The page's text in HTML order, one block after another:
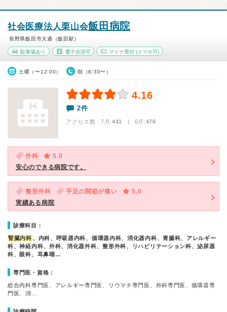
社会医療法人栗山会飯田病院
長野県飯田市大通（飯田駅）
駐車場あり 電子決済可 マイナ受付 (スマホ可)
土曜（〜12:00） 朝（8:30〜）
4.16
2件
アクセス数 7月:441 | 6月:476
外科
5.0
安心のできる病院です。
整形外科 手足の関節が痛い
5.0
実績ある病院
診療科目：
腎臓内科 、内科、呼吸器内科、循環器内科、消化器内科、胃腸科、アレルギー
科、神経内科、外科、消化器外科、整形外科、リハビリテーション科、泌尿器
科、眼科、耳鼻咽…
専門医・資格：
総合内科専門医、アレルギー専門医、リウマチ専門医、外科専門医、循環器専
門医、消…